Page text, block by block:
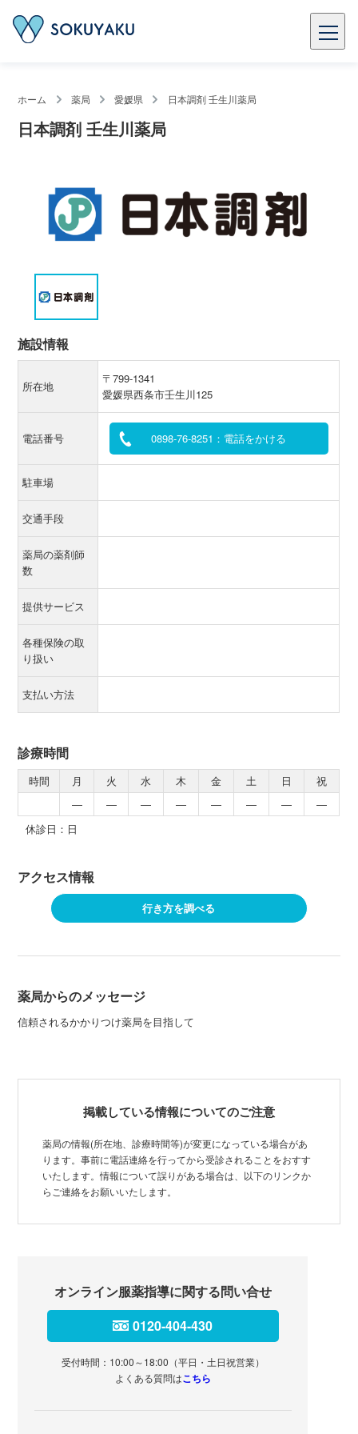
ホーム 薬局 愛媛県 日本調剤 壬生川薬局
日本調剤 壬生川薬局
施設情報
所在地
〒799-1341
愛媛県西条市壬生川125
電話番号 0898-76-8251：電話をかける
駐車場
交通手段
薬局の薬剤師
数
提供サービス
各種保険の取
り扱い
支払い方法
診療時間
時間 月 火 水 木 金 土 日
祝
―
― ― ― ― ― ―
―
休診日：日
アクセス情報
行き方を調べる
薬局からのメッセージ
信頼されるかかりつけ薬局を目指して
掲載している情報についてのご注意
薬局の情報(所在地、診療時間等)が変更になっている場合があ
ります。事前に電話連絡を行ってから受診されることをおすす
いたします。情報について誤りがある場合は、以下のリンクか
らご連絡をお願いいたします。
オンライン服薬指導に関する問い合せ
0120-404-430
受付時間：10:00～18:00（平日・土日祝営業）
よくある質問はこちら